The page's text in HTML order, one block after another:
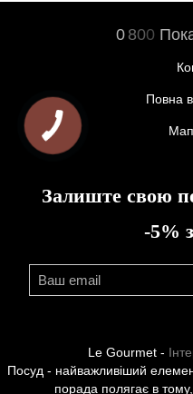
0 800
Повна
Залиште свою
-5%
Le Gourmet -
Посуд - найважливіший
порада полягає в